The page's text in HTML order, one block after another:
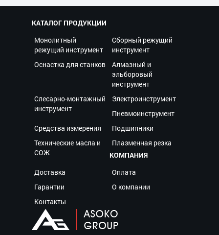
КАТАЛОГ ПРОДУКЦИИ
Монолитный
режущий инструмент
Сборный режущий
инструмент
Оснастка для станков
Алмазный и
эльборовый
инструмент
Слесарно-монтажный
инструмент
Электроинструмент
Пневмоинструмент
Средства измерения
Подшипники
Технические масла и
СОЖ
Плазменная резка
КОМПАНИЯ
Доставка
Оплата
Гарантии
О компании
Контакты